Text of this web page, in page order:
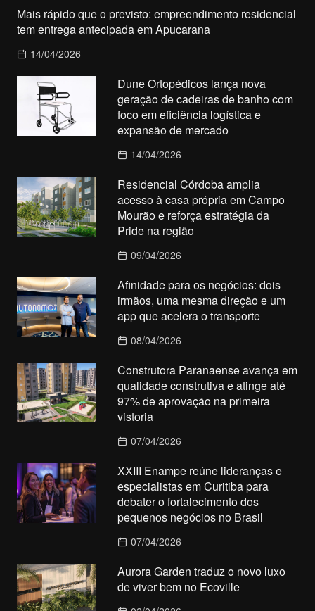
Mais rápido que o previsto: empreendimento residencial
tem entrega antecipada em Apucarana
14/04/2026
Dune Ortopédicos lança nova
geração de cadeiras de banho com
foco em eficiência logística e
expansão de mercado
14/04/2026
Residencial Córdoba amplia
acesso à casa própria em Campo
Mourão e reforça estratégia da
Pride na região
09/04/2026
Afinidade para os negócios: dois
irmãos, uma mesma direção e um
app que acelera o transporte
08/04/2026
Construtora Paranaense avança em
qualidade construtiva e atinge até
97% de aprovação na primeira
vistoria
07/04/2026
XXIII Enampe reúne lideranças e
especialistas em Curitiba para
debater o fortalecimento dos
pequenos negócios no Brasil
07/04/2026
Aurora Garden traduz o novo luxo
de viver bem no Ecoville